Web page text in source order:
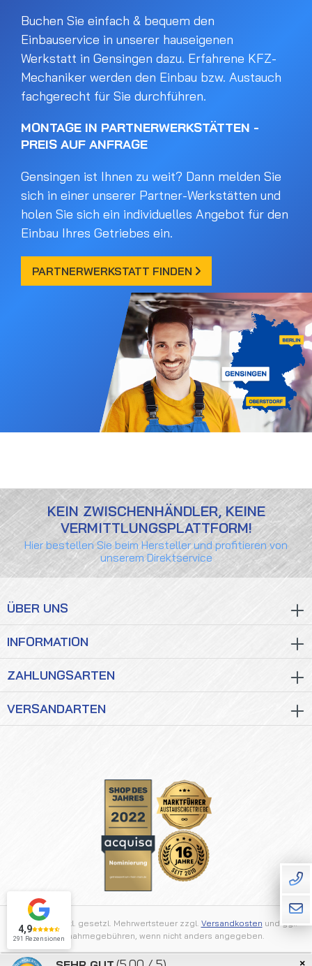
Buchen Sie einfach & bequem den
Einbauservice in unserer hauseigenen
Werkstatt in Gensingen dazu. Erfahrene KFZ-
Mechaniker werden den Einbau bzw. Austauch
fachgerecht für Sie durchführen.
MONTAGE IN PARTNERWERKSTÄTTEN -
PREIS AUF ANFRAGE
Gensingen ist Ihnen zu weit? Dann melden Sie
sich in einer unserer Partner-Werkstätten und
holen Sie sich ein individuelles Angebot für den
Einbau Ihres Getriebes ein.
PARTNERWERKSTATT FINDEN
KEIN ZWISCHENHÄNDLER, KEINE
VERMITTLUNGSPLATTFORM!
Hier bestellen Sie beim Hersteller und profitieren von
unserem Direktservice
ÜBER UNS
INFORMATION
ZAHLUNGSARTEN
VERSANDARTEN
Alle Preise inkl. gesetzl. Mehrwertsteuer zzgl. Versandkosten und ggf.
Nachnahmegebühren, wenn nicht anders angegeben.
4,9
291 Rezensionen
×